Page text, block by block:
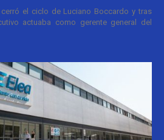
el ciclo de Luciano Boccardo y tras
actuaba como gerente general del